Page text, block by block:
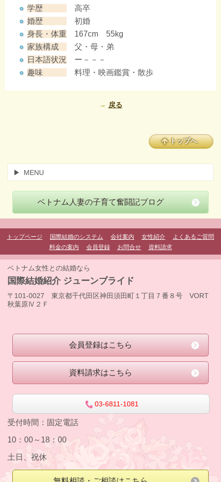
学歴
高卒
婚歴
初婚
身長・体重 167cm 55kg
家族構成
父・母・弟
日本語状況
ー－－－
趣味
料理・映画鑑賞・散歩
戻る
トップへ
MENU
ベトナム人妻の子育て奮闘記ブログ
トップページ 国際結婚のシステム 会社案内 女性紹介
よくあるご質問
料金の案内
会員登録 お問合せ 資料請求
ベトナム女性との結婚なら
国際結婚紹介 ジューンブライド
〒101-0027 東京都千代田区神田須田町１丁目７番８号 VORT
秋葉原Ⅳ２Ｆ
会員登録はこちら
資料請求はこちら
03-6811-1081
受付時間： 固定電話
10：00～18：00
土日、祝休